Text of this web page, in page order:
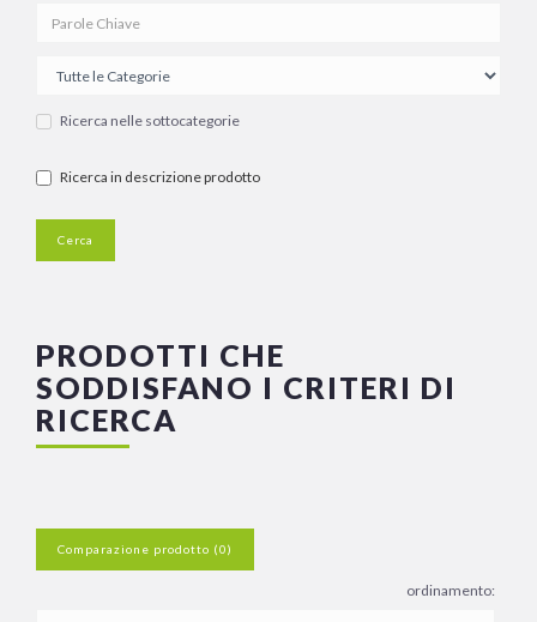
Ricerca nelle sottocategorie
Ricerca in descrizione prodotto
PRODOTTI CHE
SODDISFANO I CRITERI DI
RICERCA
Comparazione prodotto (0)
ordinamento: